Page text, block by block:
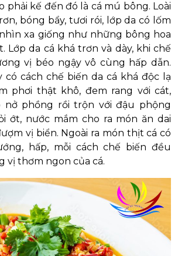
phải kế đến đó là cá mú bông. Loài
bóng bẩy, tươi rói, lớp da có lốm
xa giống như những bông hoa
Lớp da cá khá trơn và dày, khi chế
vị béo ngậy vô cùng hấp dẫn.
có cách chế biến da cá khá độc lạ
phơi thật khô, đem rang với cát,
nở phồng rồi trộn với đậu phộng
ớt, nước mắm cho ra món ăn dai
vị biển. Ngoài ra món thịt cá có
hấp, mỗi cách chế biến đều
vị thơm ngon của cá.